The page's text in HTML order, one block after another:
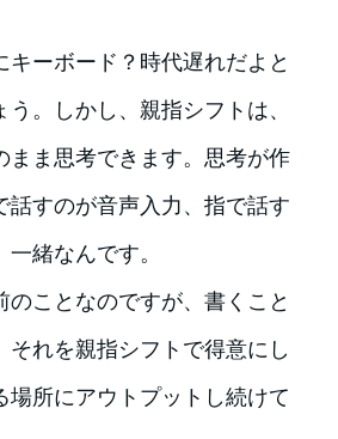
キーボード？時代遅れだよと
。しかし、親指シフトは、
まま思考できます。思考が作
話すのが音声入力、指で話す
緒なんです。
のことなのですが、書くこと
それを親指シフトで得意にし
場所にアウトプットし続けて